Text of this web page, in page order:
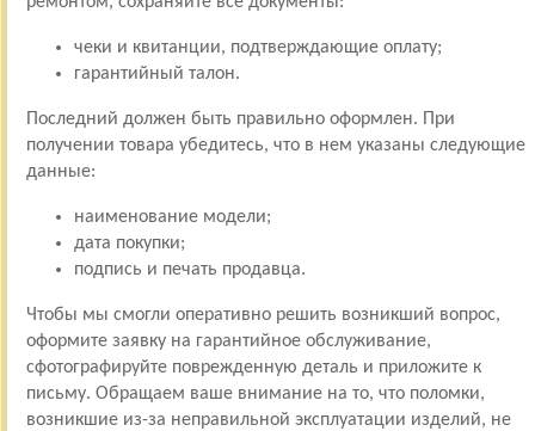
чеки и квитанции, подтверждающие оплату;
гарантийный талон.
Последний должен быть правильно оформлен. При
получении товара убедитесь, что в нем указаны следующие
данные:
наименование модели;
дата покупки;
подпись и печать продавца.
Чтобы мы смогли оперативно решить возникший вопрос,
оформите заявку на гарантийное обслуживание,
сфотографируйте поврежденную деталь и приложите к
письму. Обращаем ваше внимание на то, что поломки,
возникшие из-за неправильной эксплуатации изделий, не